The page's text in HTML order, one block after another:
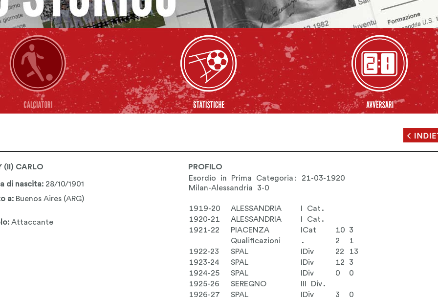
(II) CARLO
di nascita: 28/10/1901
a: Buenos Aires (ARG)
Attaccante
PROFILO
Esordio in Prima Categoria: 21-03-1920
Milan-Alessandria 3-0
1919-20 ALESSANDRIA
I Cat.
1920-21
ALESSANDRIA
I Cat.
1921-22
PIACENZA ICat 10
3
Qualificazioni
. 2
1
1922-23
SPAL IDiv 22
13
1923-24
SPAL IDiv 12
3
1924-25
SPAL IDiv 0
0
1925-26
SEREGNO
III Div.
1926-27
SPAL IDiv 3
0